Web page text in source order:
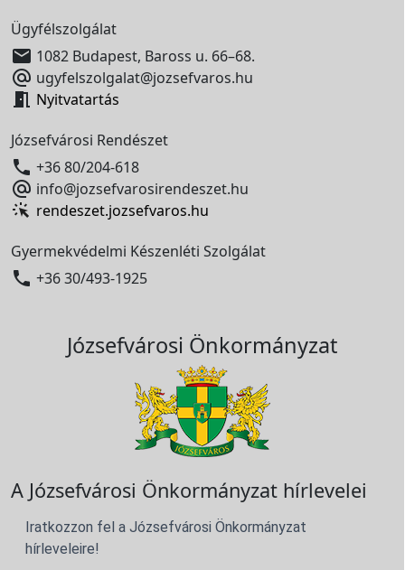
Ügyfélszolgálat
 1082 Budapest, Baross u. 66–68.
 ugyfelszolgalat@jozsefvaros.hu
 Nyitvatartás
Józsefvárosi Rendészet
 +36 80/204-618
 info@jozsefvarosirendeszet.hu
rendeszet.jozsefvaros.hu
Gyermekvédelmi Készenléti Szolgálat
 +36 30/493-1925
Józsefvárosi Önkormányzat
A Józsefvárosi Önkormányzat hírlevelei
Iratkozzon fel a Józsefvárosi Önkormányzat
hírleveleire!